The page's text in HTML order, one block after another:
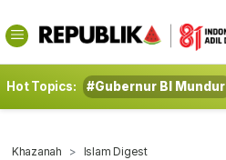
Hot Topics: #Gubernur BI Mundur
Khazanah Islam Digest